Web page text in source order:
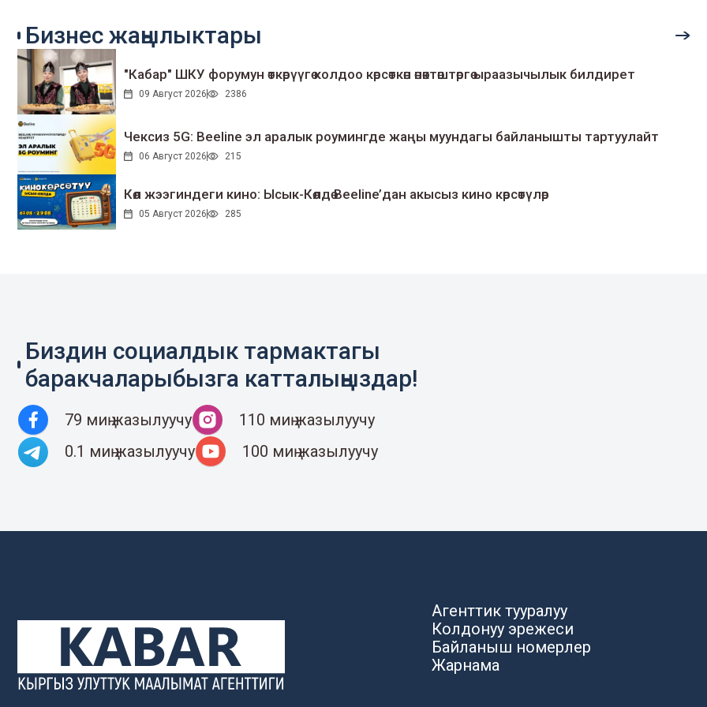
Бизнес жаңылыктары
"Кабар" ШКУ форумун өткөрүүгө колдоо көрсөткөн өнөктөштөргө ыраазычылык билдирет
09 Август 2026 2386
Чексиз 5G: Beeline эл аралык роумингде жаңы муундагы байланышты тартуулайт
06 Август 2026 215
Көл жээгиндеги кино: Ысык-Көлдө Beeline’дан акысыз кино көрсөтүлөр
05 Август 2026 285
Биздин социалдык тармактагы
баракчаларыбызга катталыңыздар!
79 миң жазылуучу
110 миң жазылуучу
0.1 миң жазылуучу
100 миң жазылуучу
Агенттик тууралуу
Колдонуу эрежеси
Байланыш номерлер
Жарнама